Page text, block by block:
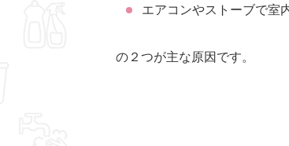
エアコンやストーブで室
の２つが主な原因です。